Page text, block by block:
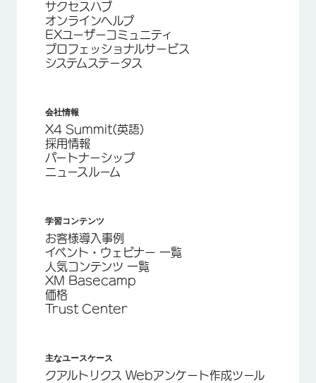
サクセスハブ
オンラインヘルプ
EXユーザーコミュニティ
プロフェッショナルサービス
システムステータス
会社情報
X4 Summit(英語)
採用情報
パートナーシップ
ニュースルーム
学習コンテンツ
お客様導入事例
イベント・ウェビナー 一覧
人気コンテンツ 一覧
XM Basecamp
価格
Trust Center
主なユースケース
クアルトリクス Webアンケート作成ツール